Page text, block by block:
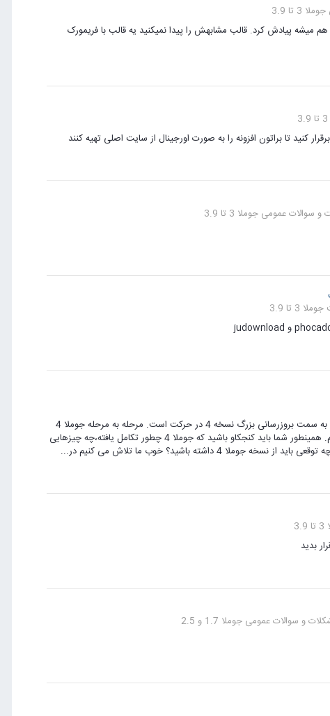
3 تا 3.9
میشه پیادش کرد. قالب مشابهش را پیدا نمیکنید یه قالب با فریمورک
کنید تا براتون افزونه را به صورت اورجینال از سایت اصلی تهیه کنند
عمومی جوملا 3 تا 3.9
3 تا 3.9
جوملا 3.8.1 در چند روز گذشته منتشر شده است، پروژه جوملا به طور قطع به سمت بروزرسانی بزرگ نسخه 4 در حرکت است. مرحله به مرحله جوملا 4
شکل و شمایل کامل تری می گیرد و ما در مورد آن بسیار هیجان زده هستیم. همینطور شما باید کنجکاو باشید که جوملا 4 چطور تکامل یافته،چه چیزهایی
بدید
و سوالات عمومی جوملا 1.7 و 2.5